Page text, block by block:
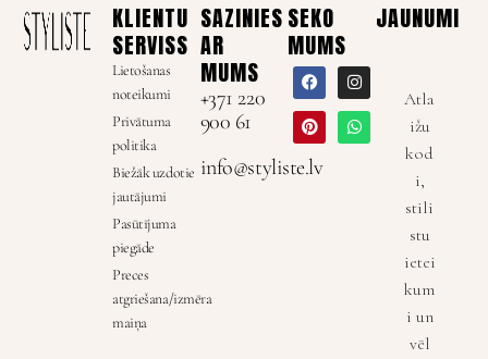
KLIENTU
SERVISS
Lietošanas
noteikumi
Privātuma
politika
Biežāk uzdotie
jautājumi
Pasūtījuma
piegāde
Preces
atgriešana/izmēra
maiņa
SAZINIES
AR
MUMS
+371 220
900 61
info@styliste.lv
SEKO
MUMS
JAUNUMI
Atla
ižu
kod
i,
stili
stu
ietei
kum
i un
vēl